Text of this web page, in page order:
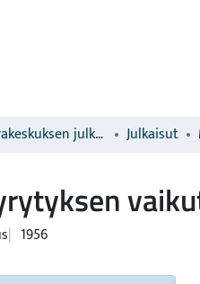
Luonnonvarakeskuksen julkaisut Julkaisut
1956